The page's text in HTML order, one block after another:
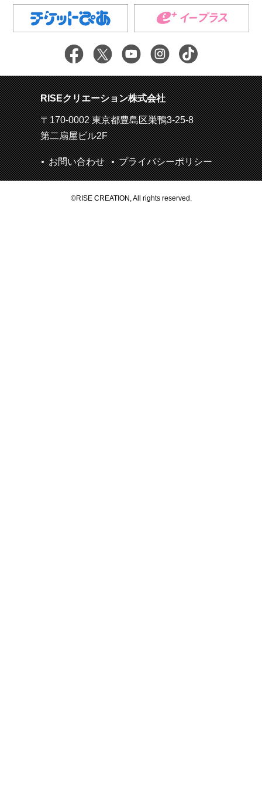
RISEクリエーション株式会社
〒170-0002 東京都豊島区巣鴨3-25-8
第二扇屋ビル2F
お問い合わせ プライバシーポリシー
©RISE CREATION, All rights reserved.